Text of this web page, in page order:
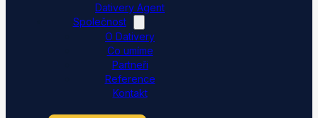
Dativery Agent
Společnost
O Dativery
Co umíme
Partneři
Reference
Kontakt